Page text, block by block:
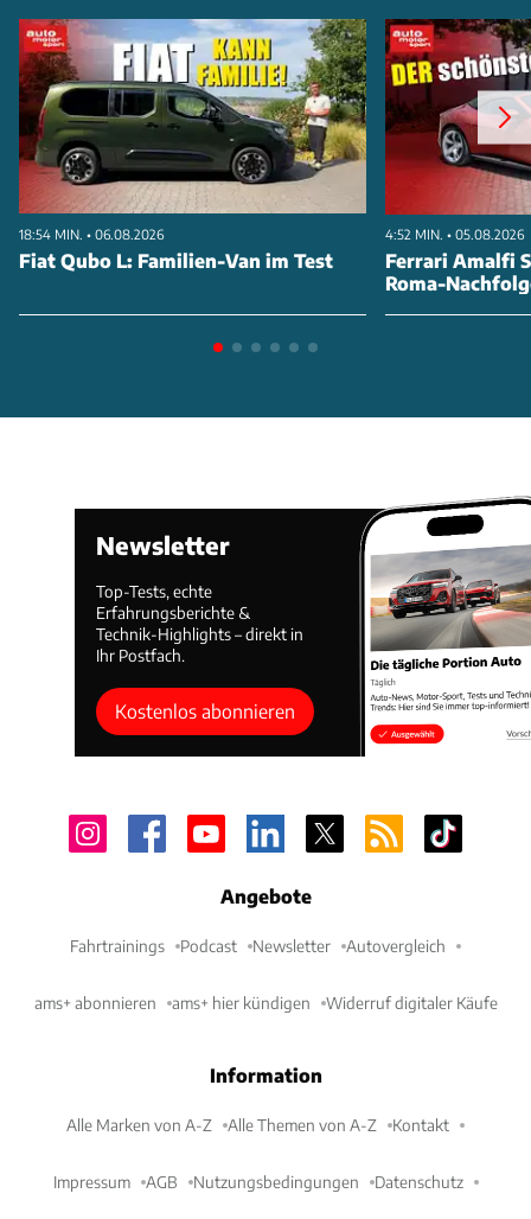
18:54 MIN. • 06.08.2026
Fiat Qubo L: Familien-Van im Test
4:52 MIN. • 05.08.2026
Ferrari Amalfi
Roma-
Newsletter
Top-Tests, echte
Erfahrungsberichte &
Technik-Highlights – direkt in
Ihr Postfach.
Kostenlos abonnieren
Angebote
Fahrtrainings Podcast Newsletter Autovergleich
ams+ abonnieren ams+ hier kündigen Widerruf digitaler Käufe
Information
Alle Marken von A-Z Alle Themen von A-Z Kontakt
Impressum AGB Nutzungsbedingungen Datenschutz